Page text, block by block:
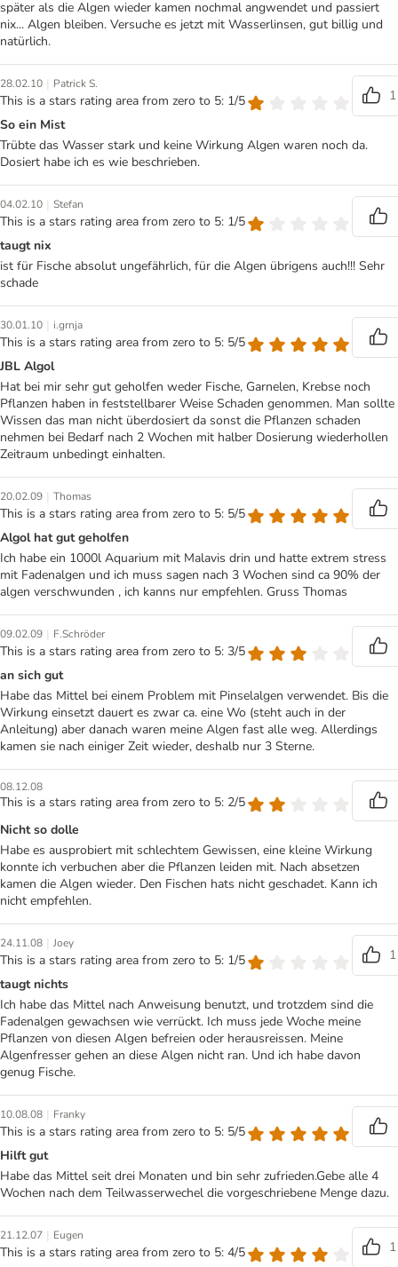
später als die Algen wieder kamen nochmal angwendet und passiert
nix... Algen bleiben. Versuche es jetzt mit Wasserlinsen, gut billig und
natürlich.
28.02.10 | Patrick S.
This is a stars rating area from zero to 5: 1/5
1
So ein Mist
Trübte das Wasser stark und keine Wirkung Algen waren noch da.
Dosiert habe ich es wie beschrieben.
04.02.10 | Stefan
This is a stars rating area from zero to 5: 1/5
taugt nix
ist für Fische absolut ungefährlich, für die Algen übrigens auch!!! Sehr
schade
30.01.10 | i.grnja
This is a stars rating area from zero to 5: 5/5
JBL Algol
Hat bei mir sehr gut geholfen weder Fische, Garnelen, Krebse noch
Pflanzen haben in feststellbarer Weise Schaden genommen. Man sollte
Wissen das man nicht überdosiert da sonst die Pflanzen schaden
nehmen bei Bedarf nach 2 Wochen mit halber Dosierung wiederhollen
Zeitraum unbedingt einhalten.
20.02.09 | Thomas
This is a stars rating area from zero to 5: 5/5
Algol hat gut geholfen
Ich habe ein 1000l Aquarium mit Malavis drin und hatte extrem stress
mit Fadenalgen und ich muss sagen nach 3 Wochen sind ca 90% der
algen verschwunden , ich kanns nur empfehlen. Gruss Thomas
09.02.09 | F.Schröder
This is a stars rating area from zero to 5: 3/5
an sich gut
Habe das Mittel bei einem Problem mit Pinselalgen verwendet. Bis die
Wirkung einsetzt dauert es zwar ca. eine Wo (steht auch in der
Anleitung) aber danach waren meine Algen fast alle weg. Allerdings
kamen sie nach einiger Zeit wieder, deshalb nur 3 Sterne.
08.12.08
This is a stars rating area from zero to 5: 2/5
Nicht so dolle
Habe es ausprobiert mit schlechtem Gewissen, eine kleine Wirkung
konnte ich verbuchen aber die Pflanzen leiden mit. Nach absetzen
kamen die Algen wieder. Den Fischen hats nicht geschadet. Kann ich
nicht empfehlen.
24.11.08 | Joey
This is a stars rating area from zero to 5: 1/5
1
taugt nichts
Ich habe das Mittel nach Anweisung benutzt, und trotzdem sind die
Fadenalgen gewachsen wie verrückt. Ich muss jede Woche meine
Pflanzen von diesen Algen befreien oder herausreissen. Meine
Algenfresser gehen an diese Algen nicht ran. Und ich habe davon
genug Fische.
10.08.08 | Franky
This is a stars rating area from zero to 5: 5/5
Hilft gut
Habe das Mittel seit drei Monaten und bin sehr zufrieden.Gebe alle 4
Wochen nach dem Teilwasserwechel die vorgeschriebene Menge dazu.
21.12.07 | Eugen
This is a stars rating area from zero to 5: 4/5
1